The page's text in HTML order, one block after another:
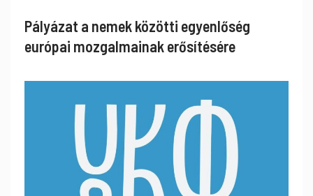
Pályázat a nemek közötti egyenlőség
európai mozgalmainak erősítésére